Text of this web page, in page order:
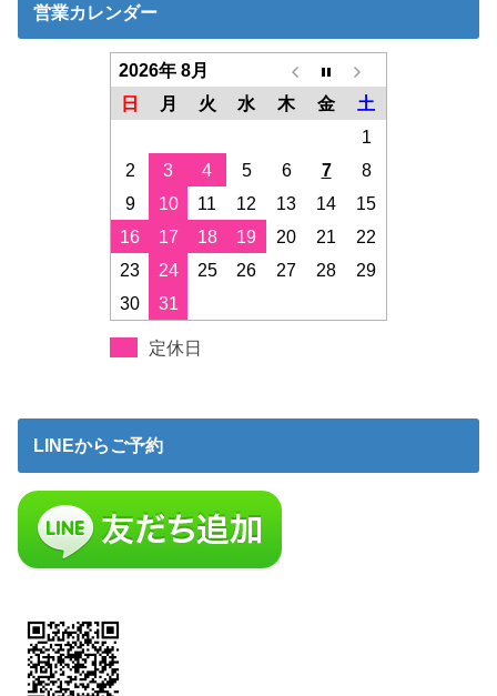
営業カレンダー
2026年 8月
日
月 火 水 木 金
土
1
2
3 4 5 6 7
8
9
10 11 12 13 14
15
16
17 18 19 20 21
22
23
24 25 26 27 28
29
30
31
定休日
LINEからご予約